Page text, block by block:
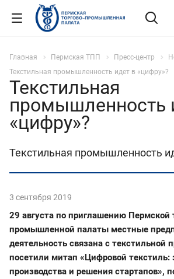
Главная Пермская ТПП Пресс-центр
Текстильная промышленность идет в «цифру»?
Текстильная
промышленность
«цифру»?
Текстильная промышленность
3 сентября 2019
29 августа по приглашению Пермской
промышленной палаты местные
деятельность связана с
посетили митап «Цифровой текстиль:
производства и решения стартапов»,